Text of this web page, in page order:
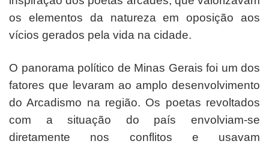
os elementos da natureza em oposição aos
vícios gerados pela vida na cidade.
O panorama político de Minas Gerais foi um dos
fatores que levaram ao amplo desenvolvimento
do Arcadismo na região. Os poetas revoltados
com a situação do país envolviam-se
diretamente nos conflitos e usavam